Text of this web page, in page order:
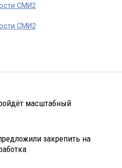
СМИ2
СМИ2
масштабный
закрепить на